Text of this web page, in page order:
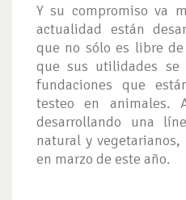
Y su compromiso va
actualidad están
que no sólo es libre
que sus utilidades se
fundaciones que
testeo en animales.
desarrollando una
natural y
en marzo de este año.